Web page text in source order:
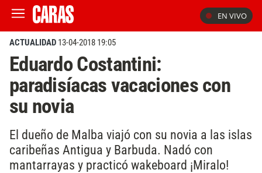
EN VIVO
ACTUALIDAD 13-04-2018 19:05
Eduardo Costantini:
paradisíacas vacaciones con
su novia
El dueño de Malba viajó con su novia a las islas
caribeñas Antigua y Barbuda. Nadó con
mantarrayas y practicó wakeboard ¡Miralo!